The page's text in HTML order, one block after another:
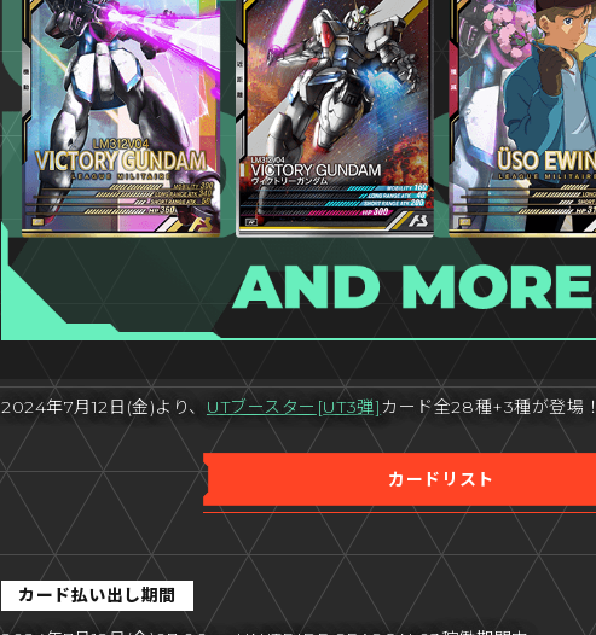
2024年7月12日(金)より、 UTブースター[UT3弾]カード全28種+3種が登場！
カードリスト
カード払い出し期間